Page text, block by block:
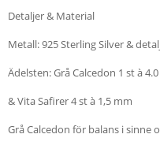
Detaljer & Material
Metall: 925 Sterling Silver &
Ädelsten: Grå Calcedon 1 st à
& Vita Safirer 4 st à 1,5 mm
Grå Calcedon för balans i sinne